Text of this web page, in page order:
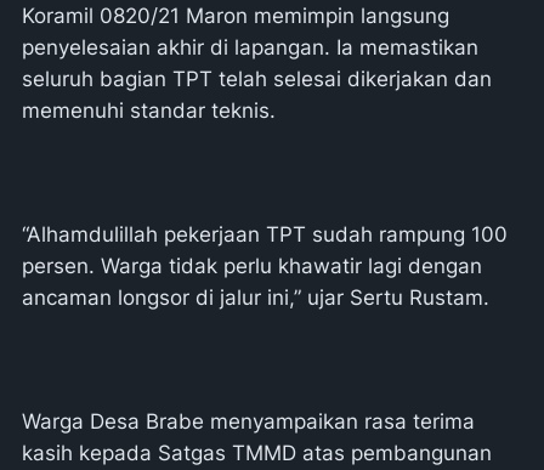
Koramil 0820/21 Maron memimpin langsung
penyelesaian akhir di lapangan. Ia memastikan
seluruh bagian TPT telah selesai dikerjakan dan
memenuhi standar teknis.
“Alhamdulillah pekerjaan TPT sudah rampung 100
persen. Warga tidak perlu khawatir lagi dengan
ancaman longsor di jalur ini,” ujar Sertu Rustam.
Warga Desa Brabe menyampaikan rasa terima
kasih kepada Satgas TMMD atas pembangunan